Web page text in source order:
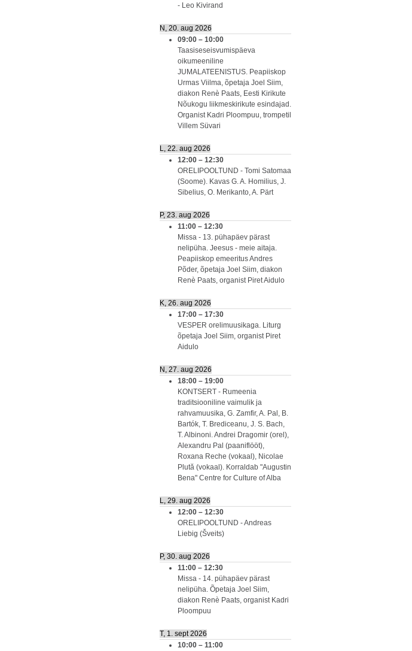
- Leo Kivirand
N, 20. aug 2026
09:00 – 10:00
Taasiseseisvumispäeva
oikumeeniline
JUMALATEENISTUS. Peapiiskop
Urmas Viilma, õpetaja Joel Siim,
diakon Renè Paats, Eesti Kirikute
Nõukogu liikmeskirikute esindajad.
Organist Kadri Ploompuu, trompetil
Villem Süvari
L, 22. aug 2026
12:00 – 12:30
ORELIPOOLTUND - Tomi Satomaa
(Soome). Kavas G. A. Homilius, J.
Sibelius, O. Merikanto, A. Pärt
P, 23. aug 2026
11:00 – 12:30
Missa - 13. pühapäev pärast
nelipüha. Jeesus - meie aitaja.
Peapiiskop emeeritus Andres
Põder, õpetaja Joel Siim, diakon
Renè Paats, organist Piret Aidulo
K, 26. aug 2026
17:00 – 17:30
VESPER orelimuusikaga. Liturg
õpetaja Joel Siim, organist Piret
Aidulo
N, 27. aug 2026
18:00 – 19:00
KONTSERT - Rumeenia
traditsiooniline vaimulik ja
rahvamuusika, G. Zamfir, A. Pal, B.
Bartók, T. Brediceanu, J. S. Bach,
T. Albinoni. Andrei Dragomir (orel),
Alexandru Pal (paaniflööt),
Roxana Reche (vokaal), Nicolae
Plută (vokaal). Korraldab "Augustin
Bena" Centre for Culture of Alba
L, 29. aug 2026
12:00 – 12:30
ORELIPOOLTUND - Andreas
Liebig (Šveits)
P, 30. aug 2026
11:00 – 12:30
Missa - 14. pühapäev pärast
nelipüha. Õpetaja Joel Siim,
diakon Renè Paats, organist Kadri
Ploompuu
T, 1. sept 2026
10:00 – 11:00